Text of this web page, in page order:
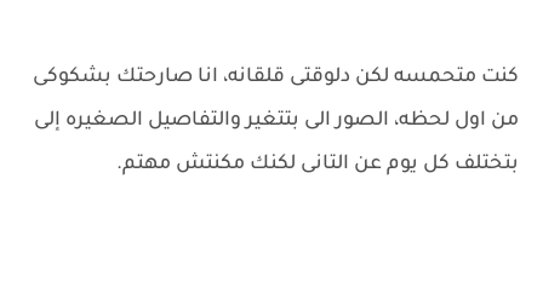
كنت متحمسه لكن دلوقتى قلقانه، انا صارحتك بشكوكى
من اول لحظه، الصور الى بتتغير والتفاصيل الصغيره إلى
بتختلف كل يوم عن التانى لكنك مكنتش مهتم.